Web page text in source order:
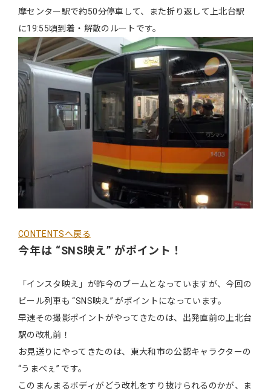
摩センター駅で約50分停車して、また折り返して上北台駅
に19:55頃到着・解散のルートです。
CONTENTSへ戻る
今年は “SNS映え” がポイント！
「インスタ映え」が昨今のブームとなっていますが、今回の
ビール列車も “SNS映え” がポイントになっています。
早速その撮影ポイントがやってきたのは、出発直前の上北台
駅の改札前！
お見送りにやってきたのは、東大和市の公認キャラクターの
“うまべぇ” です。
このまんまるボディがどう改札をすり抜けられるのかが、ま